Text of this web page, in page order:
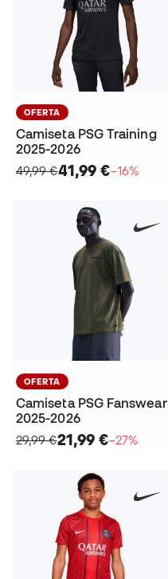
OFERTA
Camiseta PSG Training
2025-2026
49,99 €41,99 €−16%
OFERTA
Camiseta PSG Fanswear
2025-2026
29,99 €21,99 €−27%